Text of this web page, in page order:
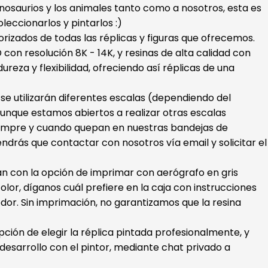
y los animales tanto como a nosotros, esta es
y pintarlos :)
de todas las réplicas y figuras que ofrecemos.
resolución 8K - 14K, y resinas de alta calidad con
y flexibilidad, ofreciendo así réplicas de una
utilizarán diferentes escalas (dependiendo del
estamos abiertos a realizar otras escalas
y cuando quepan en nuestras bandejas de
que contactar con nosotros vía email y solicitar el
con la opción de imprimar con aerógrafo en gris
díganos cuál prefiere en la caja con instrucciones
Sin imprimación, no garantizamos que la resina
de elegir la réplica pintada profesionalmente, y
con el pintor, mediante chat privado a